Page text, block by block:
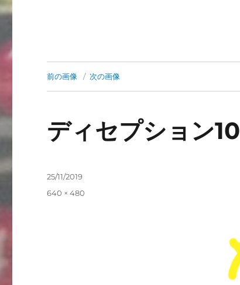
前の画像 次の画像
ディセプション10
投
25/11/2019
フ
640 × 480